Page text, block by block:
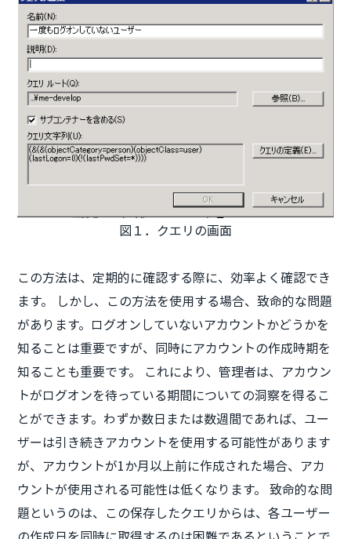
図１．クエリの画面
この方法は、定期的に確認する際に、効率よく確認でき
ます。 しかし、この方法を使用する場合、致命的な問題
があります。ログオンしていないアカウントかどうかを
知ることは重要ですが、同時にアカウントの作成時期を
知ることも重要です。 これにより、管理者は、アカウン
トがログオンを待っている期間についての洞察を得るこ
とができます。わずか数日または数週間であれば、ユー
ザーは引き続きアカウントを使用する可能性があります
が、アカウントが1か月以上前に作成された場合、アカ
ウントが使用される可能性は低くなります。 致命的な問
題というのは、この保存したクエリからは、各ユーザー